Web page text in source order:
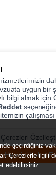
geçirdiğiniz
Çerezlerle ilgili
edebilirsiniz.
uygun bir
bilgi almak için
Çerezleri
Hepsini Kabul Et